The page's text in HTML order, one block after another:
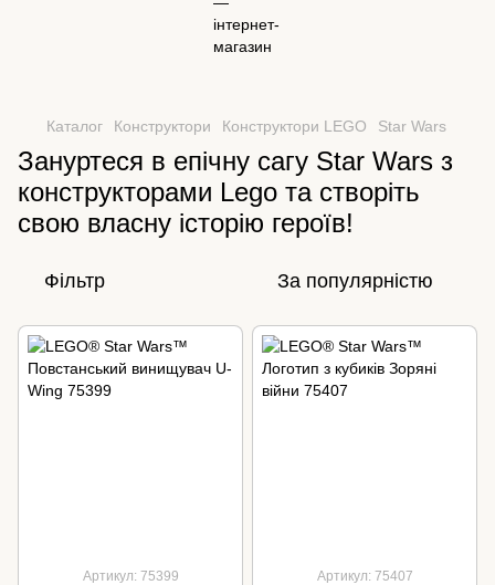
Каталог Конструктори Конструктори LEGO Star Wars
Зануртеся в епічну сагу Star Wars з
конструкторами Lego та створіть
свою власну історію героїв!
Фільтр За популярністю
Артикул: 75399 Артикул: 75407